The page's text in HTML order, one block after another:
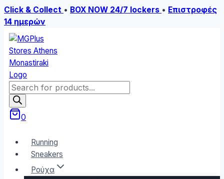
Click & Collect • BOX NOW 24/7 lockers • Επιστροφές
14 ημερών
Skip
to
content
Products
search
0
Running
Sneakers
Ρούχα